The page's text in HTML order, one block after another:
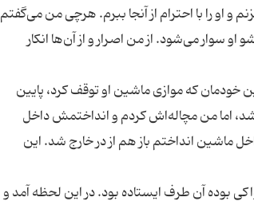
او را با احترام از آنجا ببرم. هرچی من می‌گفتم
سوار می‌شود. از من اصرار و از آن‌ها انکار
که موازی ماشین او توقف کرد، پایین
اما من مچاله‌اش کردم و انداختمش داخل
ماشین انداختم باز هم از در خارج شد. این
«سیدی کاشانی» هم با مسلسل ایستاده بود. یک سیگار فروش که می‌گفتند ساواکی بوده آن‎ طرف ایستاده بود. در این لحظه آمد و